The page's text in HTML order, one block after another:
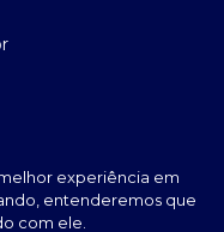
0001-87 |
experiência em
entenderemos que
com ele.